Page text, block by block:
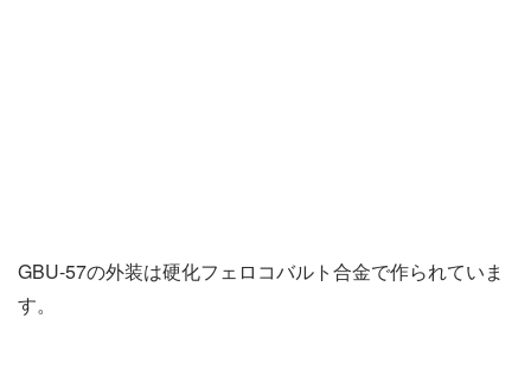
GBU-57の外装は硬化フェロコバルト合金で作られていま
す。